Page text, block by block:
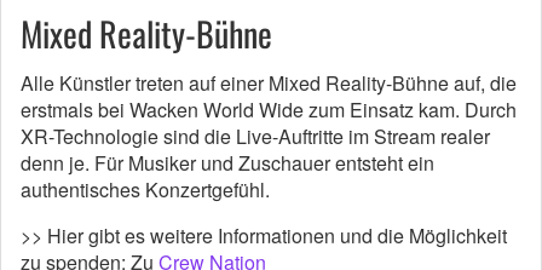
Mixed Reality-Bühne
Alle Künstler treten auf einer Mixed Reality-Bühne auf, die
erstmals bei Wacken World Wide zum Einsatz kam. Durch
XR-Technologie sind die Live-Auftritte im Stream realer
denn je. Für Musiker und Zuschauer entsteht ein
authentisches Konzertgefühl.
>> Hier gibt es weitere Informationen und die Möglichkeit
zu spenden: Zu Crew Nation